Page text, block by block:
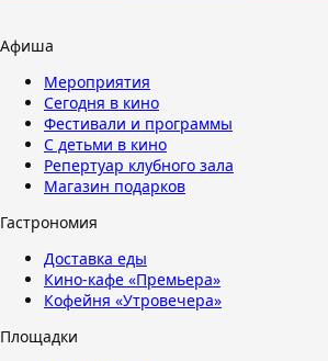
Афиша
Мероприятия
Сегодня в кино
Фестивали и программы
С детьми в кино
Репертуар клубного зала
Магазин подарков
Гастрономия
Доставка еды
Кино-кафе «Премьера»
Кофейня «Утровечера»
Площадки